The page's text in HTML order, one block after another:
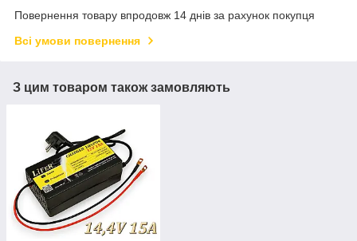
Повернення товару впродовж 14 днів за рахунок покупця
Всі умови повернення
З цим товаром також замовляють